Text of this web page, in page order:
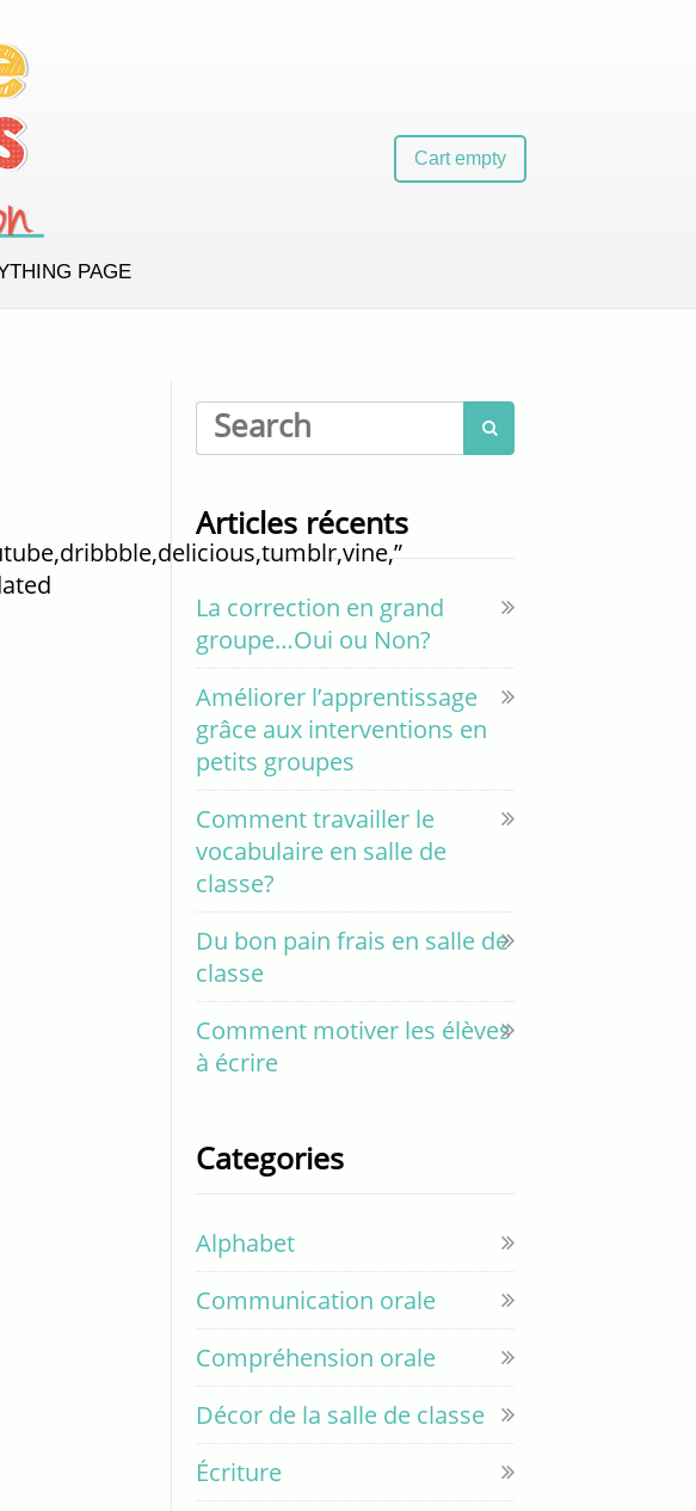
Cart empty
PAGE

Articles récents
La correction en grand
groupe…Oui ou Non?
Améliorer l’apprentissage
grâce aux interventions en
petits groupes
Comment travailler le
vocabulaire en salle de
classe?
Du bon pain frais en salle de
classe
Comment motiver les élèves
à écrire
Categories
Alphabet
Communication orale
Compréhension orale
Décor de la salle de classe
Écriture